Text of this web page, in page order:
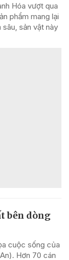
Hóa vượt qua
phẩm mang lại
sản vật này
bên dòng
cuộc sống của
Hơn 70 cán